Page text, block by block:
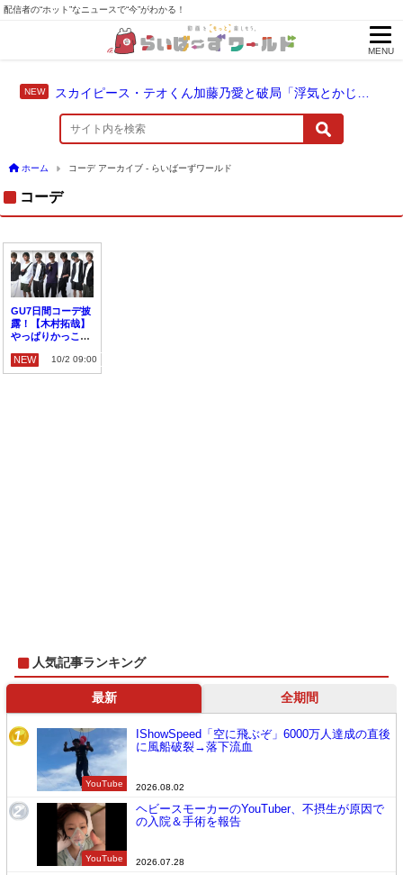
配信者の“ホット”なニュースで“今”がわかる！
MENU
ホーム コーデ アーカイブ - らいばーずワールド
コーデ
GU7日間コーデ披
露！【木村拓哉】
やっぱりかっこい
NEW
10/2 09:00
人気記事ランキング
最新 全期間
1
YouTube
IShowSpeed「空に飛ぶぞ」6000万人達成の直後
に風船破裂→落下流血
2026.08.02
2
YouTube
ヘビースモーカーのYouTuber、不摂生が原因で
の入院＆手術を報告
2026.07.28